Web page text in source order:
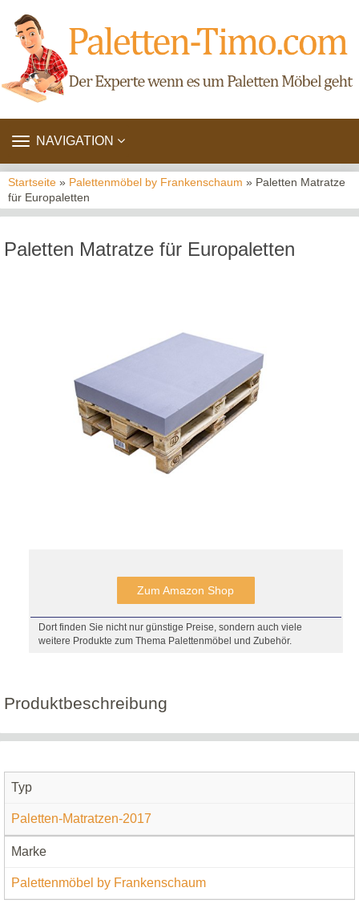
TOGGLE
NAVIGATION
Startseite » Palettenmöbel by Frankenschaum » Paletten Matratze
für Europaletten
Paletten Matratze für Europaletten
Zum Amazon Shop
Dort finden Sie nicht nur günstige Preise, sondern auch viele
weitere Produkte zum Thema Palettenmöbel und Zubehör.
Produktbeschreibung
Typ
Paletten-Matratzen-2017
Marke
Palettenmöbel by Frankenschaum